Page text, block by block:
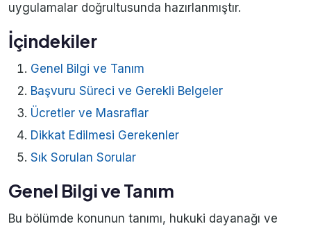
uygulamalar doğrultusunda hazırlanmıştır.
İçindekiler
Genel Bilgi ve Tanım
Başvuru Süreci ve Gerekli Belgeler
Ücretler ve Masraflar
Dikkat Edilmesi Gerekenler
Sık Sorulan Sorular
Genel Bilgi ve Tanım
Bu bölümde konunun tanımı, hukuki dayanağı ve